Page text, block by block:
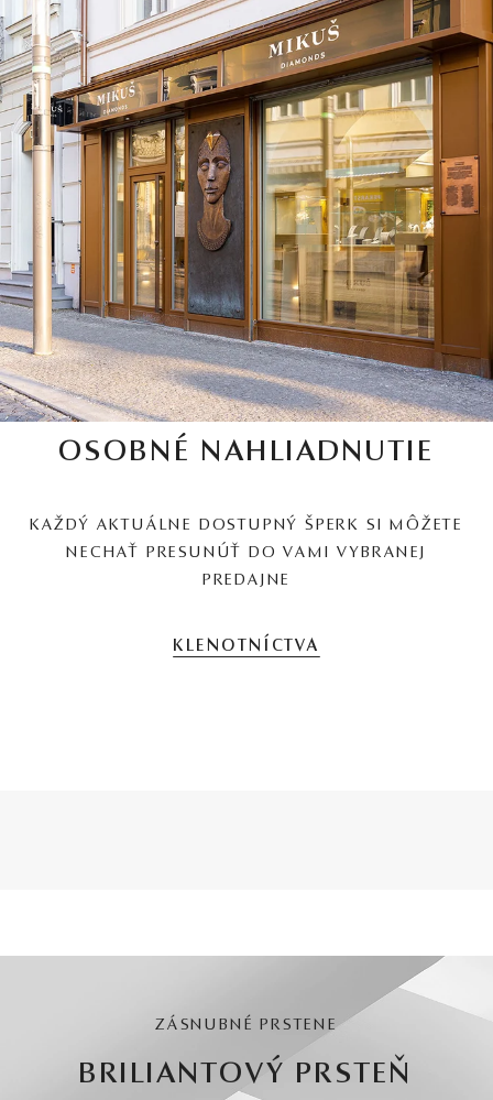
OSOBNÉ NAHLIADNUTIE
KAŽDÝ AKTUÁLNE DOSTUPNÝ ŠPERK SI MÔŽETE
NECHAŤ PRESUNÚŤ DO VAMI VYBRANEJ
PREDAJNE
KLENOTNÍCTVA
ZÁSNUBNÉ PRSTENE
BRILIANTOVÝ PRSTEŇ